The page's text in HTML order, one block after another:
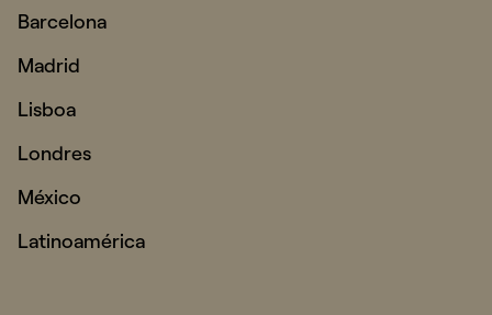
Barcelona
Madrid
Lisboa
Londres
México
Latinoamérica